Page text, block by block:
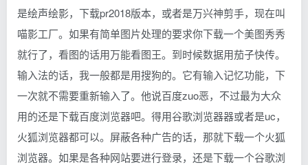
是绘声绘影，下载pr2018版本，或者是万兴神剪手，现在叫
喵影工厂。如果有简单图片处理的要求你下载一个美图秀秀
就行了，看图的话用万能看图王。到时候数据用茄子快传。
输入法的话，我一般都是用搜狗的。它有输入记忆功能，下
一次就不需要重新输入了。他说百度zuo恶，不过最为大众
用的还是下载百度浏览器吧。得用谷歌浏览器器或者是uc，
火狐浏览器都可以。屏蔽各种广告的话，那就下载一个火狐
浏览器。如果是各种网站要进行登录，还是下载一个谷歌浏